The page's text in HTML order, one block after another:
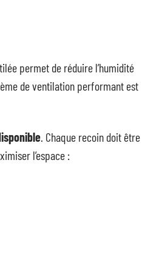
permet de réduire l’humidité
de ventilation performant est
. Chaque recoin doit être
l’espace :